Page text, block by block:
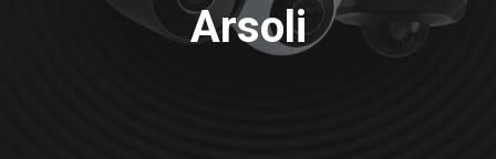
Arsoli